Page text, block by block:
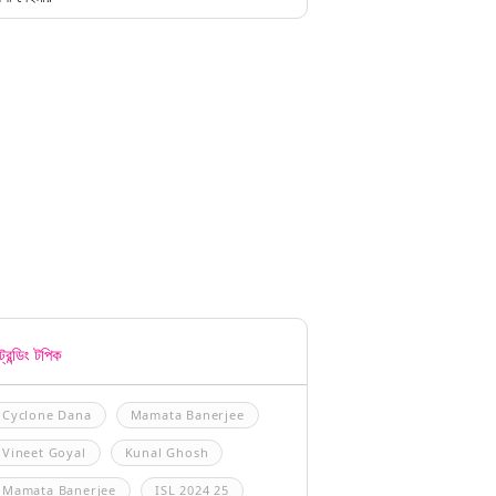
টপিক
Cyclone Dana Mamata Banerjee
Vineet Goyal Kunal Ghosh
Mamata Banerjee ISL 2024 25